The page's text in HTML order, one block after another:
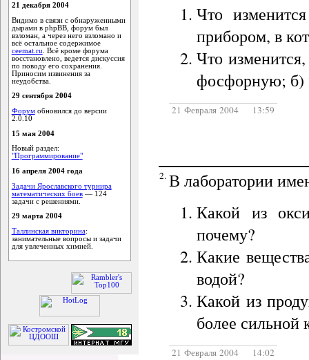
21 декабря 2004
Видимо в связи с обнаруженными
дырами в phpBB, форум был
взломан, а через него взломано и
всё остальное содержимое
ceemat.ru . Всё кроме форума
восстановлено, ведется дискуссия
по поводу его сохранения.
Приносим извинения за
неудобства.
29 сентября 2004
Форумобновился до версии
2.0.10
15 мая 2004
Новый раздел:
"Программирование"
16 апреля 2004 года
Задачи Ярославского турнира
математических боев— 124
задачи с решениями.
29 марта 2004
Таллинская викторина:
занимательные вопросы и задачи
для увлеченных химией.
Что
прибором, в
Что
фосфорную; б)
21 Февраля 2004 13:59
2. В лаборатории
Какой из
почему?
Какие
водой?
Какой из
более сильной
21 Февраля 2004 14:02